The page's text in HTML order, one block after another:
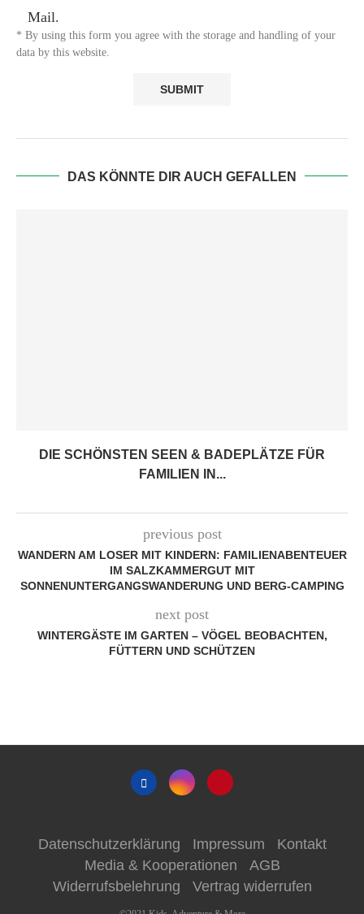
Mail.
* By using this form you agree with the storage and handling of your
data by this website.
DAS KÖNNTE DIR AUCH GEFALLEN
DIE SCHÖNSTEN SEEN & BADEPLÄTZE FÜR
FAMILIEN IN...
previous post
WANDERN AM LOSER MIT KINDERN: FAMILIENABENTEUER
IM SALZKAMMERGUT MIT
SONNENUNTERGANGSWANDERUNG UND BERG-CAMPING
next post
WINTERGÄSTE IM GARTEN – VÖGEL BEOBACHTEN,
FÜTTERN UND SCHÜTZEN
Datenschutzerklärung Impressum
Kontakt
Media & Kooperationen
AGB
Widerrufsbelehrung
Vertrag widerrufen